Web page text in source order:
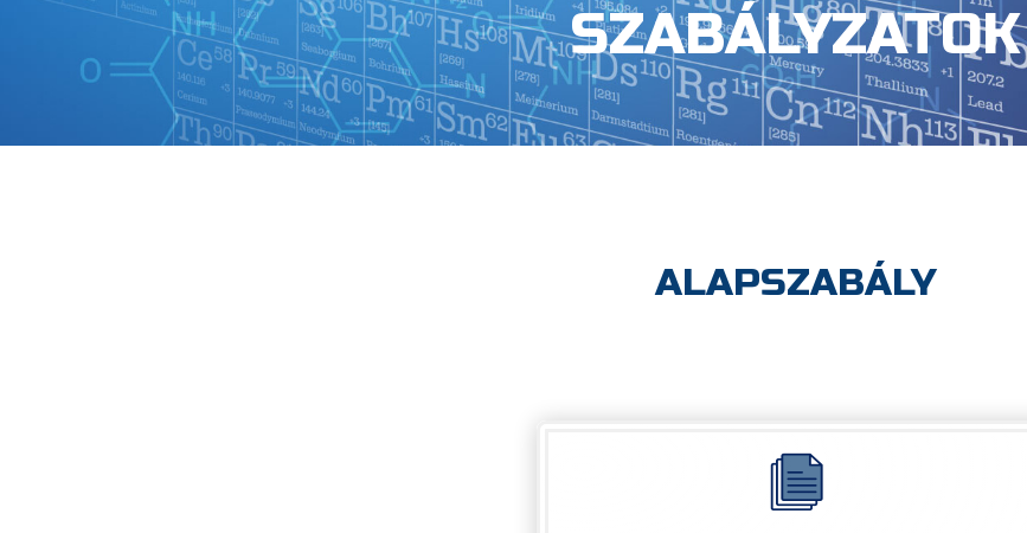
SZABÁLYZATOK
ALAPSZABÁLY